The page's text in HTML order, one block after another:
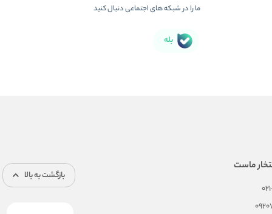
ما را در شبکه های اجتماعی دنبال کنید
بله
ماست
بازگشت به بالا